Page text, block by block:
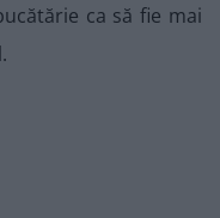
ca să fie mai